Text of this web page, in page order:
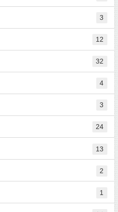
3
12
32
4
3
24
13
2
1